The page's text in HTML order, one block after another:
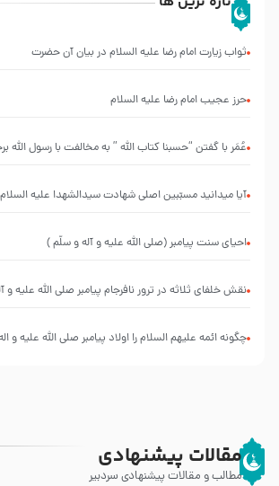
ثواب زیارت امام رضا علیه السلام در بیان آن حضرت
حرز عجیب امام رضا علیه السلام
عُمَر با گفتن “حسبنا كتاب اللّه ” به مخالفت با رسول اللّه
آیا میدانید مسبّبین اصلی شهادت سیدالشهدا علیه ‌السلام
احیای سنت پیامبر (صلی الله علیه و آله و سلّم )
نقش خلفای ثلاثه در ترور نافرجام پیامبر صلی الله علیه و
چگونه ائمه علیهم السلام را اولاد پیامبر صلی الله علیه و
مقالات پیشنهادی
مطالب و مقالات پیشنهادی سردبیر